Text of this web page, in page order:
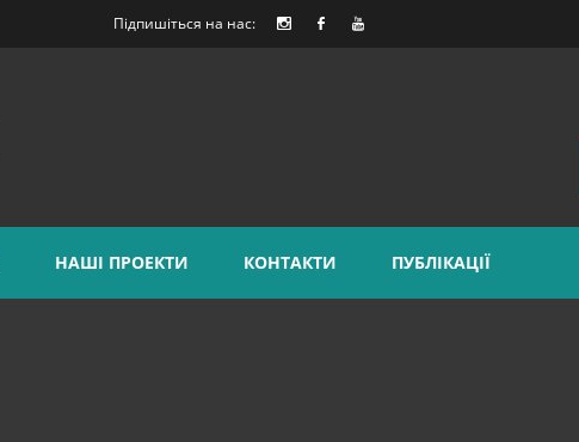
Підпишіться на нас:
НАШІ ПРОЕКТИ КОНТАКТИ ПУБЛІКАЦІЇ